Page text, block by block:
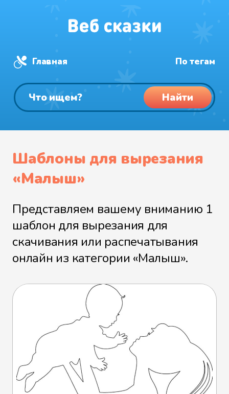
Главная По тегам
Найти
Шаблоны для вырезания
«Малыш»
Представляем вашему вниманию 1
шаблон для вырезания для
скачивания или распечатывания
онлайн из категории «Малыш».